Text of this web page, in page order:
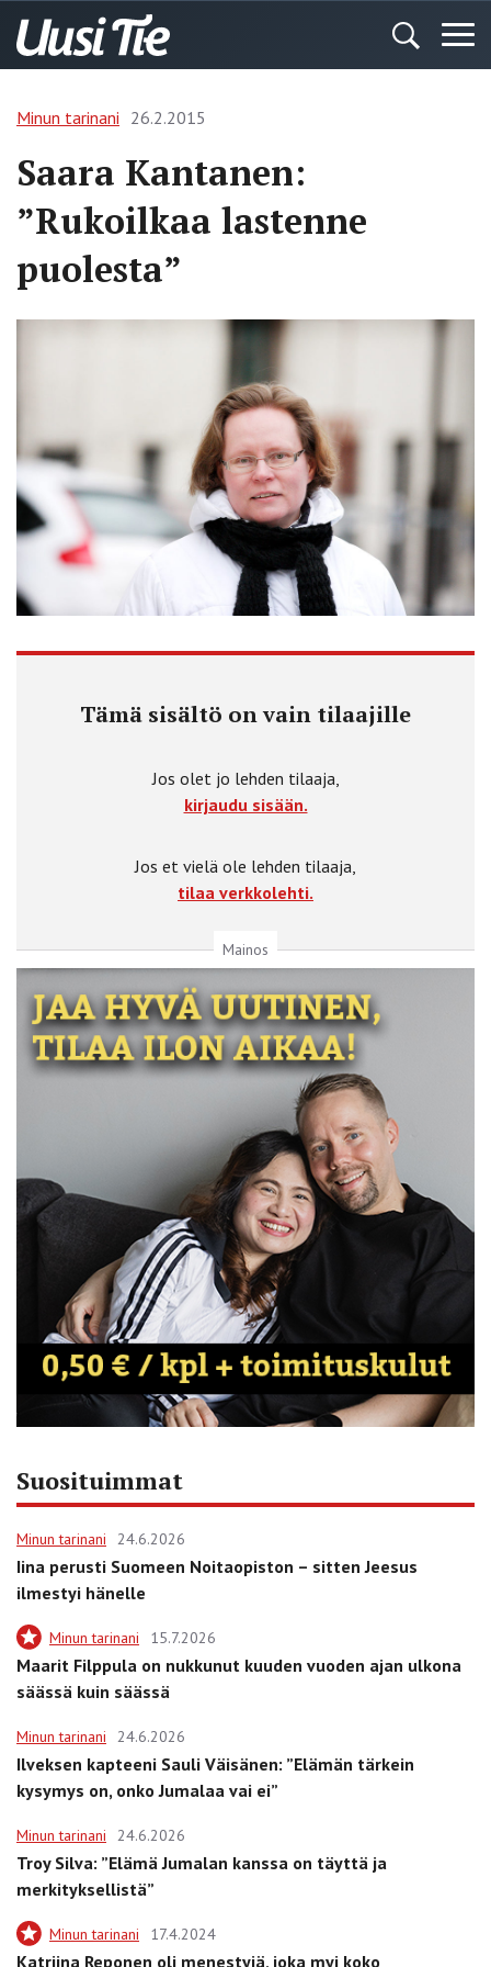
Minun tarinani 26.2.2015
Saara Kantanen:
”Rukoilkaa lastenne
puolesta”
Tämä sisältö on vain tilaajille
Jos olet jo lehden tilaaja,
kirjaudu sisään.
Jos et vielä ole lehden tilaaja,
tilaa verkkolehti.
Mainos
Suosituimmat
Minun tarinani 24.6.2026
Iina perusti Suomeen Noitaopiston – sitten Jeesus
ilmestyi hänelle
Minun tarinani 15.7.2026
Maarit Filppula on nukkunut kuuden vuoden ajan ulkona
säässä kuin säässä
Minun tarinani 24.6.2026
Ilveksen kapteeni Sauli Väisänen: ”Elämän tärkein
kysymys on, onko Jumalaa vai ei”
Minun tarinani 24.6.2026
Troy Silva: ”Elämä Jumalan kanssa on täyttä ja
merkityksellistä”
Minun tarinani 17.4.2024
Katriina Reponen oli menestyjä, joka myi koko